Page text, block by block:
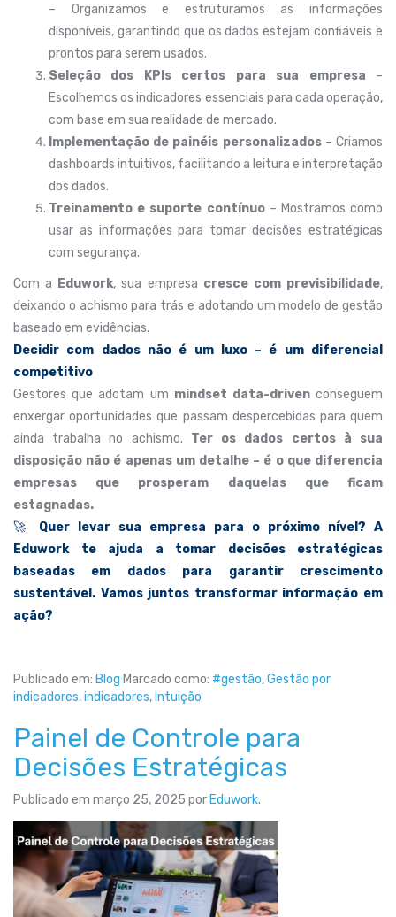
– Organizamos e estruturamos as informações
disponíveis, garantindo que os dados estejam confiáveis e
prontos para serem usados.
Seleção dos KPIs certos para sua empresa –
Escolhemos os indicadores essenciais para cada operação,
com base em sua realidade de mercado.
Implementação de painéis personalizados– Criamos
dashboards intuitivos, facilitando a leitura e interpretação
dos dados.
Treinamento e suporte contínuo– Mostramos como
usar as informações para tomar decisões estratégicas
com segurança.
Com a Eduwork, sua empresa cresce com previsibilidade,
deixando o achismo para trás e adotando um modelo de gestão
baseado em evidências.
Decidir com dados não é um luxo – é um diferencial
competitivo
Gestores que adotam um mindset data-drivenconseguem
enxergar oportunidades que passam despercebidas para quem
ainda trabalha no achismo. Ter os dados certos à sua
disposição não é apenas um detalhe – é o que diferencia
empresas que prosperam daquelas que ficam
estagnadas.
🚀 Quer levar sua empresa para o próximo nível? A
Eduwork te ajuda a tomar decisões estratégicas
baseadas em dados para garantir crescimento
sustentável. Vamos juntos transformar informação em
ação?
Publicado em: Blog Marcado como: #gestão,Gestão por
indicadores,indicadores, Intuição
Painel de Controle para
Decisões Estratégicas
Publicado em março 25, 2025 por Eduwork.